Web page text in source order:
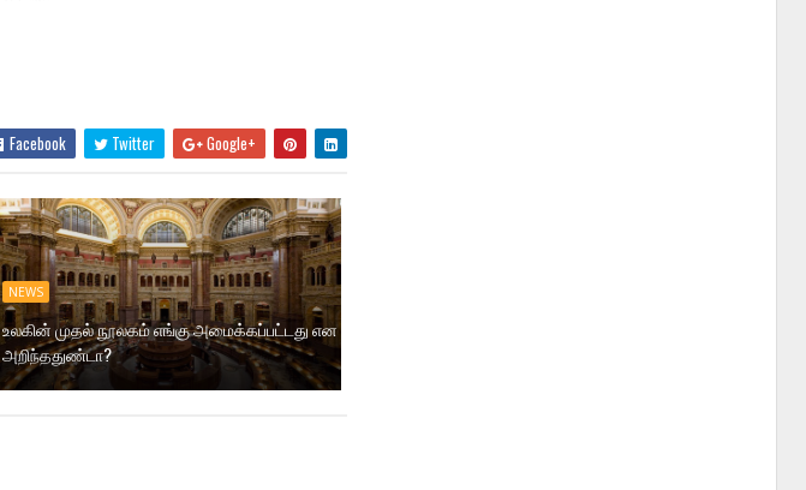
Facebook Twitter Google+
NEWS
உலகின் முதல் நூலகம் எங்கு அமைக்கப்பட்டது என
அறிந்ததுண்டா?